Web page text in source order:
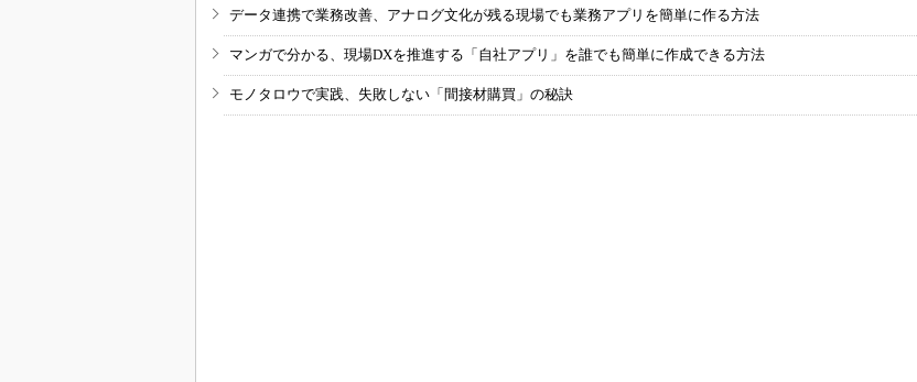
データ連携で業務改善、アナログ文化が残る現場でも業務アプリを簡単に作る方法
マンガで分かる、現場DXを推進する「自社アプリ」を誰でも簡単に作成できる方法
モノタロウで実践、失敗しない「間接材購買」の秘訣